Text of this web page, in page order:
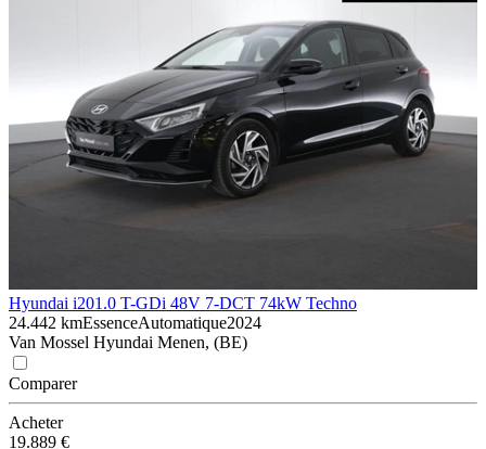
Hyundai i201.0 T-GDi 48V 7-DCT 74kW Techno
24.442 kmEssenceAutomatique2024
Van Mossel Hyundai Menen, (BE)
Comparer
Acheter
19.889 €